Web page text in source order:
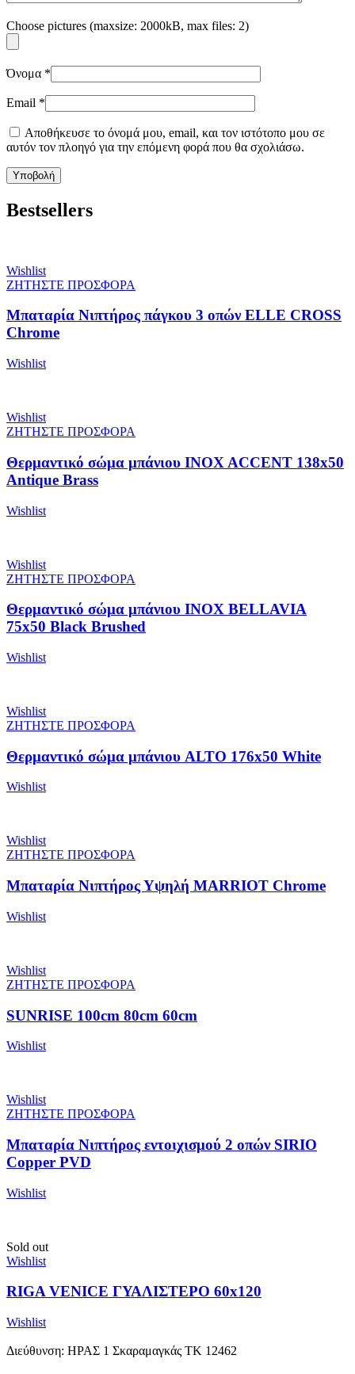
Choose pictures (maxsize: 2000kB, max files: 2)
Όνομα *
Email *
Αποθήκευσε το όνομά μου, email, και τον ιστότοπο μου σε
αυτόν τον πλοηγό για την επόμενη φορά που θα σχολιάσω.
Bestsellers
Wishlist
ΖΗΤΗΣΤΕ ΠΡΟΣΦΟΡΑ
Μπαταρία Νιπτήρος πάγκου 3 οπών ELLE CROSS
Chrome
Wishlist
Wishlist
ΖΗΤΗΣΤΕ ΠΡΟΣΦΟΡΑ
Θερμαντικό σώμα μπάνιου INOX ACCENT 138x50
Antique Brass
Wishlist
Wishlist
ΖΗΤΗΣΤΕ ΠΡΟΣΦΟΡΑ
Θερμαντικό σώμα μπάνιου INOX BELLAVIA
75x50 Black Brushed
Wishlist
Wishlist
ΖΗΤΗΣΤΕ ΠΡΟΣΦΟΡΑ
Θερμαντικό σώμα μπάνιου ALTO 176x50 White
Wishlist
Wishlist
ΖΗΤΗΣΤΕ ΠΡΟΣΦΟΡΑ
Μπαταρία Νιπτήρος Υψηλή MARRIOT Chrome
Wishlist
Wishlist
ΖΗΤΗΣΤΕ ΠΡΟΣΦΟΡΑ
SUNRISE 100cm 80cm 60cm
Wishlist
Wishlist
ΖΗΤΗΣΤΕ ΠΡΟΣΦΟΡΑ
Μπαταρία Νιπτήρος εντοιχισμού 2 οπών SIRIO
Copper PVD
Wishlist
Sold out
Wishlist
RIGA VENICE ΓΥΑΛΙΣΤΕΡΟ 60x120
Wishlist
Διεύθυνση: ΗΡΑΣ 1 Σκαραμαγκάς ΤΚ 12462